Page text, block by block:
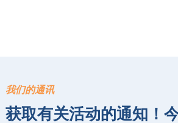
我们的通讯
获取有关活动的通知！